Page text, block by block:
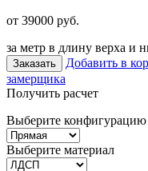
от 39000 руб.
за метр в длину верха и
Заказать Добавить в
замерщика
Получить расчет
Выберите конфигурацию
Выберите материал